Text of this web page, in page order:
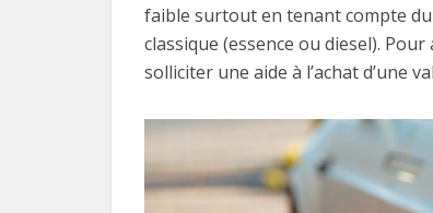
faible surtout en tenant compte
classique (essence ou diesel).
solliciter une aide à l’achat d’une